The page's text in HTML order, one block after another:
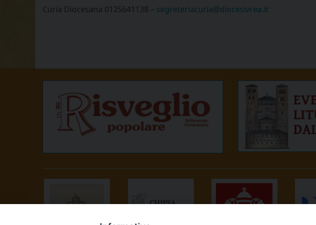
Curia Diocesana 0125641138 – segreteriacuria@diocesivrea.it